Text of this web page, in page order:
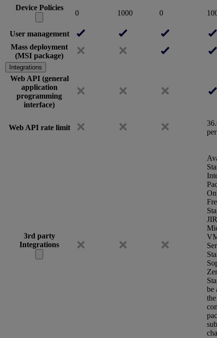
Device Policies
0 1000 0
User management
Mass deployment
(MSI package)
Integrations
Web API (general
application
programming
interface)
Web API rate limit
3rd party
Integrations
be